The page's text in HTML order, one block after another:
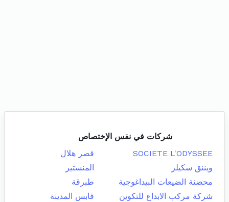
شركات في نفس الإختصاص
SOCIETE L'ODYSSEE
قصر هلال
ويننق سكيلز
المنستير
محضنة الضيعات البيداغوجية
طبرقة
شركة مركب الابداع للتكوين
قابس المدينة